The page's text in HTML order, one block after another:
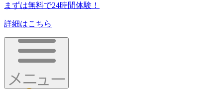
まずは無料で24時間体験！
詳細はこちら